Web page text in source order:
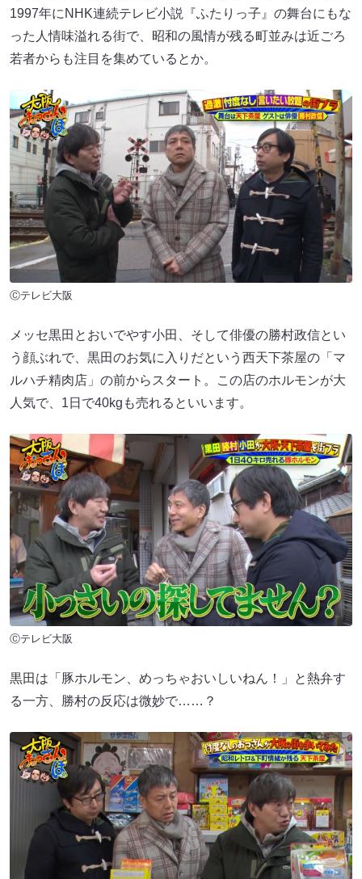
1997年にNHK連続テレビ小説『ふたりっ子』の舞台にもな
った人情味溢れる街で、昭和の風情が残る町並みは近ごろ
若者からも注目を集めているとか。
Ⓒテレビ大阪
メッセ黒田とおいでやす小田、そして俳優の勝村政信とい
う顔ぶれで、黒田のお気に入りだという西天下茶屋の「マ
ルハチ精肉店」の前からスタート。この店のホルモンが大
人気で、1日で40kgも売れるといいます。
Ⓒテレビ大阪
黒田は「豚ホルモン、めっちゃおいしいねん！」と熱弁す
る一方、勝村の反応は微妙で……？